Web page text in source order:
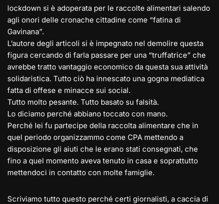
lockdown si è adoperata per le raccolte alimentari salendo
agli onori delle cronache cittadine come “fatina di
Gavinana”.
L’autore degli articoli si è impegnato nel demolire questa
figura cercando di farla passare per una “truffatrice” che
avrebbe tratto vantaggio economico da questa sua attività
solidaristica. Tutto ciò ha innescato una gogna mediatica
fatta di offese e minacce sui social.
Tutto molto pesante. Tutto basato su falsità.
Lo diciamo perché abbiano toccato con mano.
Perché lei fu partecipe della raccolta alimentare che in
quel periodo organizzammo come CPA mettendo a
disposizione gli aiuti che le erano stati consegnati, che
fino a quel momento aveva tenuto in casa e soprattutto
mettendoci in contatto con molte famiglie.
Scriviamo tutto questo perché certi giornalisti, a caccia di